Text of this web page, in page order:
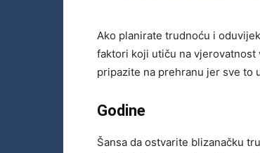
Ako planirate trudnoću i
faktori koji utiču na
pripazite na prehranu jer sve to
Godine
Šansa da ostvarite blizanačku